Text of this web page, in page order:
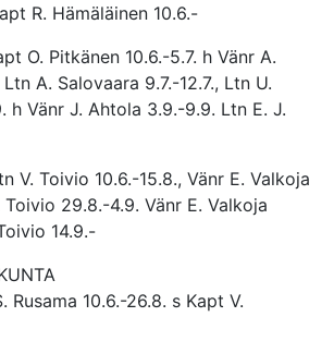
R. Hämäläinen 10.6.-
O. Pitkänen 10.6.-5.7. h Vänr A.
Ltn A. Salovaara 9.7.-12.7., Ltn U.
h Vänr J. Ahtola 3.9.-9.9. Ltn E. J.
V. Toivio 10.6.-15.8., Vänr E. Valkoja
Toivio 29.8.-4.9. Vänr E. Valkoja
14.9.-
Rusama 10.6.-26.8. s Kapt V.